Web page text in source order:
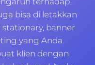
bisa di letakkan
banner
yang Anda.
klien dengan